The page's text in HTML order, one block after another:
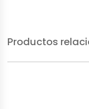
Productos